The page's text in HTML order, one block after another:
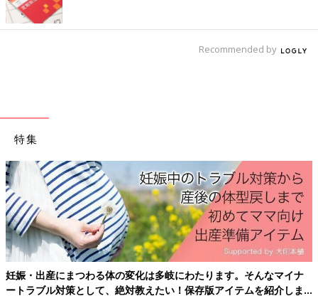
ごろ
1歳～1歳6ヶ月ごろから使える、魚、肉、豆腐
るタンパク質のレシピをご紹介。ひき肉とかぼ
離乳完了期 1才～1才6カ月ごろ「パプリカ・ピーマ
ン」のレシピ
1歳〜1歳6ヶ月ごろの離乳食★レンチン
だけでOK！簡単レシピ４選
下ごしらえだけでなく、複数食材を一緒にゆで
たり蒸したり、仕上げの加熱にも活用できる電
子レンジ調理。今回は、火を使わずにパパッと
Recommended by
特集
妊娠・出産にまつわる体の変化は多岐にわたります。そんなマイナ
ートラブル対策として、絶対教えたい！保存版アイテムを紹介しま